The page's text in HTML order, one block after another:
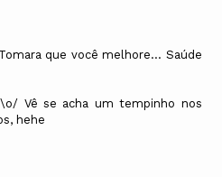
que você melhore... Saúde
Vê se acha um tempinho nos
hehe